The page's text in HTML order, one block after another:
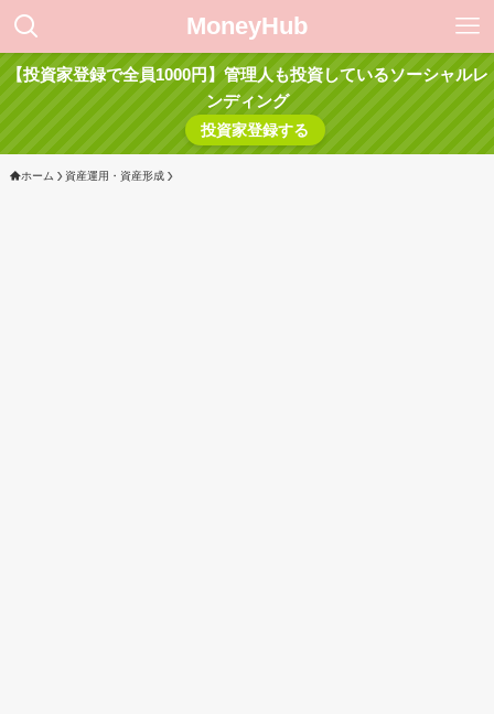
MoneyHub
【投資家登録で全員1000円】管理人も投資しているソーシャルレ
ンディング
投資家登録する
ホーム 資産運用・資産形成